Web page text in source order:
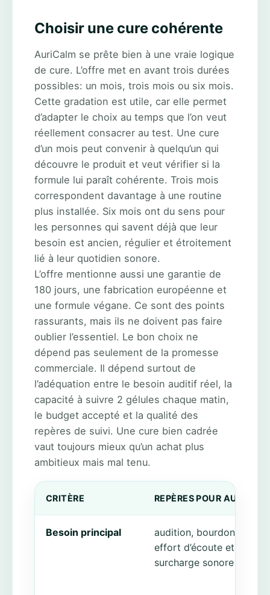
Choisir une cure cohérente
AuriCalm se prête bien à une vraie logique
de cure. L’offre met en avant trois durées
possibles: un mois, trois mois ou six mois.
Cette gradation est utile, car elle permet
d’adapter le choix au temps que l’on veut
réellement consacrer au test. Une cure
d’un mois peut convenir à quelqu’un qui
découvre le produit et veut vérifier si la
formule lui paraît cohérente. Trois mois
correspondent davantage à une routine
plus installée. Six mois ont du sens pour
les personnes qui savent déjà que leur
besoin est ancien, régulier et étroitement
lié à leur quotidien sonore.
L’offre mentionne aussi une garantie de
180 jours, une fabrication européenne et
une formule végane. Ce sont des points
rassurants, mais ils ne doivent pas faire
oublier l’essentiel. Le bon choix ne
dépend pas seulement de la promesse
commerciale. Il dépend surtout de
l’adéquation entre le besoin auditif réel, la
capacité à suivre 2 gélules chaque matin,
le budget accepté et la qualité des
repères de suivi. Une cure bien cadrée
vaut toujours mieux qu’un achat plus
ambitieux mais mal tenu.
CRITÈRE REPÈRES POUR
Besoin principal
audition,
effort d’écoute et
surcharge sonore